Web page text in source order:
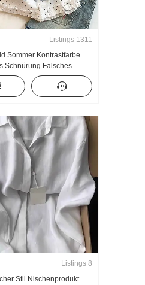
Listings 1311
Sommer Kontrastfarbe
Schnürung Falsches
Kurzarm T-Shirt Damen
Süßer Stil
Top
Listings 8
Stil Nischenprodukt